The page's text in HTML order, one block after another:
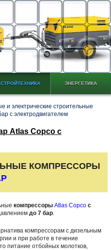
СТРОЙТЕХНИКА ЭНЕРГЕТИКА
и электрические строительные
с электродвигателем
Atlas Copco с
КОМПРЕССОРЫ
компрессоры Atlas Copco с
до 7 бар.
компрессорам с дизельным
и при работе в течение
питание отбойных молотков,